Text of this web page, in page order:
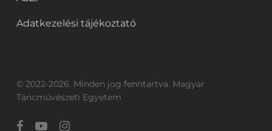
Adatkezelési tájékoztató
© 2022-2026. Minden jog fenntartva. Magyar
Táncművészeti Egyetem
facebookyoutubeinstagram